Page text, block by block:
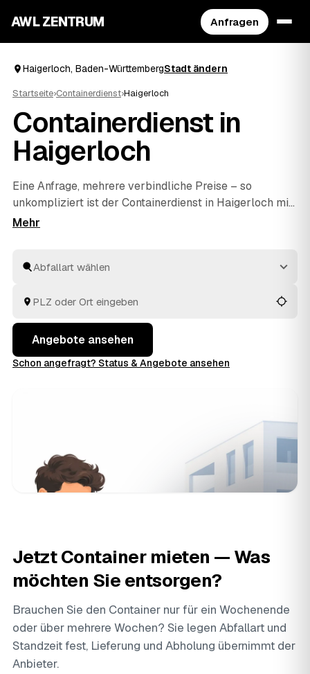
AWL ZENTRUM Anfragen
Haigerloch, Baden-WürttembergStadt ändern
Startseite›Containerdienst›Haigerloch
Containerdienst in
Haigerloch
Eine Anfrage, mehrere verbindliche Preise – so
unkompliziert ist der Containerdienst in Haigerloch mit
AWL. Sie geben an, welche Abfallart raus soll und wie
kommt zu Ihnen, wird befüllt und wieder abgeholt, die
Angebote aus Haigerloch und
Balingen
Angebote ansehen
Schon angefragt? Status & Angebote ansehen
Jetzt Container mieten — Was
möchten Sie entsorgen?
Brauchen Sie den Container nur für ein Wochenende
oder über mehrere Wochen? Sie legen Abfallart und
Standzeit fest, Lieferung und Abholung übernimmt der
Anbieter.